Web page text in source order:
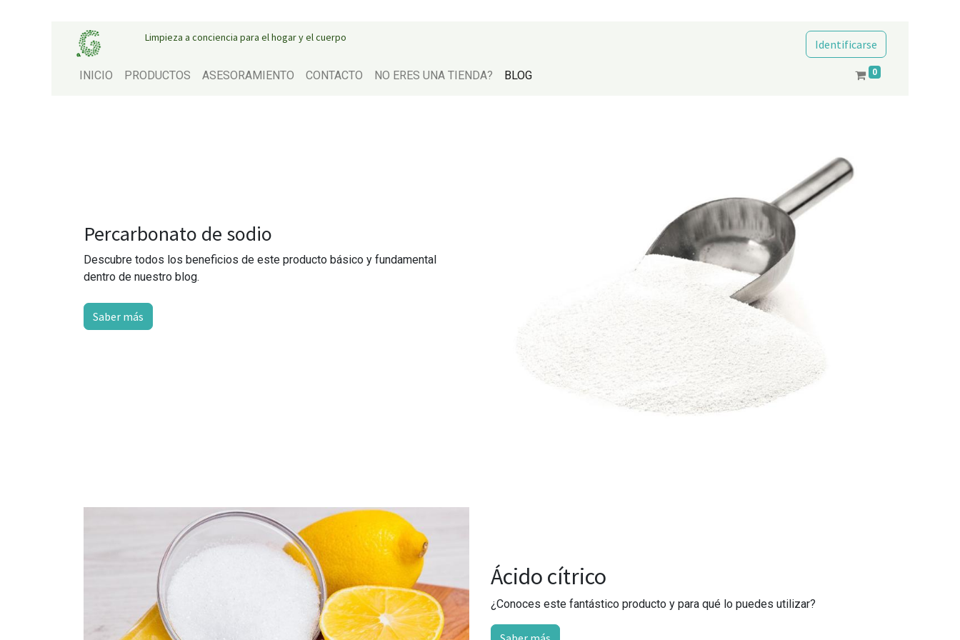
Limpieza a conciencia para el hogar y el cuerpo Identificarse
INICIO PRODUCTOS ASESORAMIENTO CONTACTO NO ERES UNA TIENDA? BLOG 0
Percarbonato de sodio
Descubre todos los beneficios de este producto básico y fundamental
dentro de nuestro blog.
Saber más
Ácido cítrico
¿Conoces este fantástico producto y para qué lo puedes utilizar?